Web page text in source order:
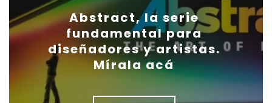
Abstract, la serie
fundamental para
diseñadores y artistas.
Mírala acá